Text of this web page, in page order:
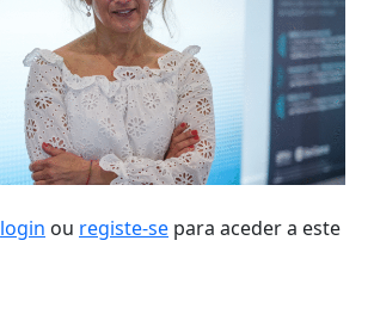
login ou registe-se para aceder a este